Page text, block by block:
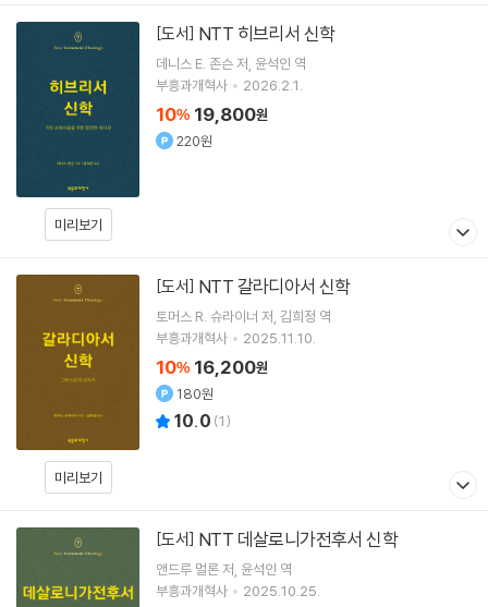
미리보기
[도서] NTT 히브리서 신학
데니스 E. 존슨저 윤석인 역
부흥과개혁사
2026.2.1.
10% 19,800원
220원
미리보기
[도서] NTT 갈라디아서 신학
토머스 R. 슈라이너 저 김희정 역
부흥과개혁사
2025.11.10.
10% 16,200원
180원
10.0 (1)
[도서] NTT 데살로니가전후서 신학
앤드루 멀론저 윤석인 역
부흥과개혁사
2025.10.25.